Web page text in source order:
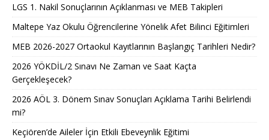
LGS 1. Nakil Sonuçlarının Açıklanması ve MEB Takipleri
Maltepe Yaz Okulu Öğrencilerine Yönelik Afet Bilinci Eğitimleri
MEB 2026-2027 Ortaokul Kayıtlarının Başlangıç Tarihleri Nedir?
2026 YÖKDİL/2 Sınavı Ne Zaman ve Saat Kaçta
Gerçekleşecek?
2026 AÖL 3. Dönem Sınav Sonuçları Açıklama Tarihi Belirlendi
mi?
Keçiören’de Aileler İçin Etkili Ebeveynlik Eğitimi